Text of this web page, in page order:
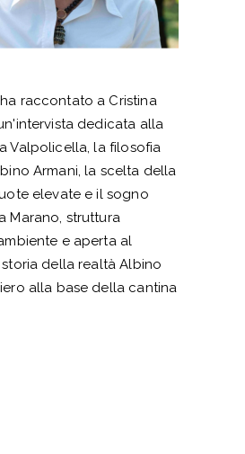
raccontato a Cristina
dedicata alla
Valpolicella, la filosofia
Armani, la scelta della
elevate e il sogno
Marano, struttura
e aperta al
della realtà Albino
alla base della cantina